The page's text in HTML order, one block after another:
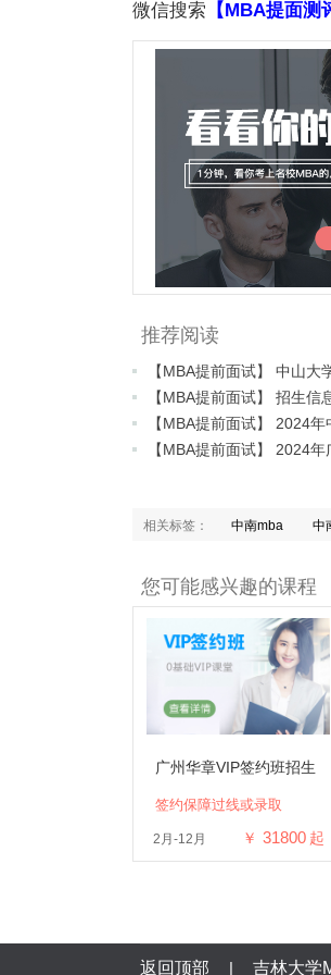
微信搜索 【MBA提面测
推荐阅读
相关标签： 中南mba 中
您可能感兴趣的课程
广州华章VIP签约班招生
签约保障过线或录取
2月-12月 ￥ 31800 起
返回顶部 | 吉林大学